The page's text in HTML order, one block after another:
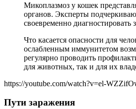
Микоплазмоз у кошек
органов. Эксперты
своевременно
Что касается опасности для
ослабленным иммунитетом
регулярно проводить
для животных, так и для их
https://youtube.com/watch?v=el-
Пути заражения